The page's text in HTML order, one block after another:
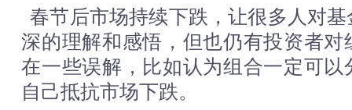
春节后市场持续下跌，让很多人对
深的理解和感悟，但也仍有投资者对
在一些误解，比如认为组合一定可以
自己抵抗市场下跌。